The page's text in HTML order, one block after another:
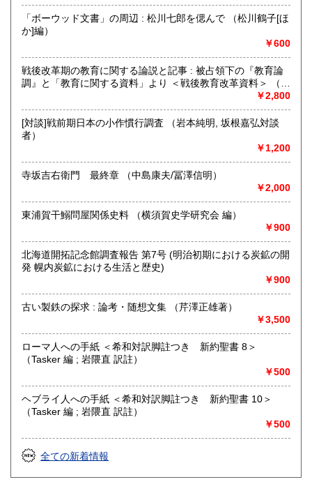
沿線名：-
最寄駅：-
営業時間：13:00-19:00 (本は倉庫にあるため、店舗での購
覧ください)
定休日：なし
書籍の買取について
取り扱い分野
「ボーウッド文書」の周辺 : 松川七郎を偲んで （松川鶴子[ほ
か]編）
￥600
戦後改革期の教育に関する論説と記事 : 被占領下の『教育論
調』と「教育に関する資料」より ＜戦後教育改革資料＞ （渡
￥2,800
[対談]戦前期日本の小作慣行調査 （岩本純明, 坂根嘉弘対談
者）
￥1,200
寺坂吉右衛門 最終章 （中島康夫/冨澤信明）
￥2,000
東浦賀干鰯問屋関係史料 （横須賀史学研究会 編）
￥900
北海道開拓記念館調査報告 第7号 (明治初期における炭鉱の開
発 幌内炭鉱における生活と歴史)
￥900
古い製鉄の探求 : 論考・随想文集 （芹澤正雄著）
￥3,500
ローマ人への手紙 ＜希和対訳脚註つき 新約聖書 8＞
（Tasker 編 ; 岩隈直 訳註）
￥500
ヘブライ人への手紙 ＜希和対訳脚註つき 新約聖書 10＞
（Tasker 編 ; 岩隈直 訳註）
￥500
全ての新着情報